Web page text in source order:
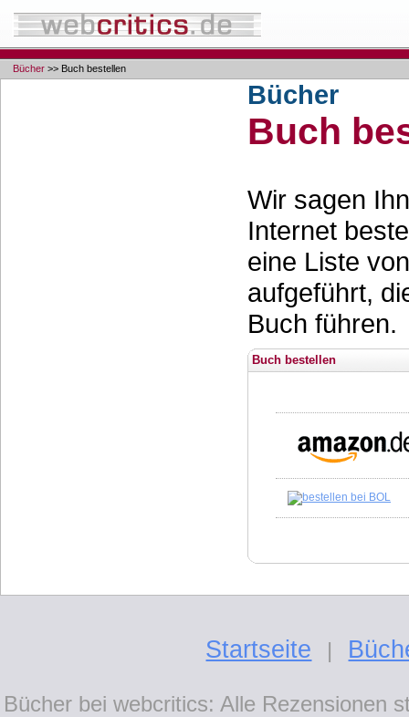
Bücher >> Buch bestellen
Bücher
Buch
Wir sagen
Internet
eine Liste
aufgeführt,
Buch führen.
Buch bestellen
Startseite |
Bücher bei webcritics: Alle Rezensionen